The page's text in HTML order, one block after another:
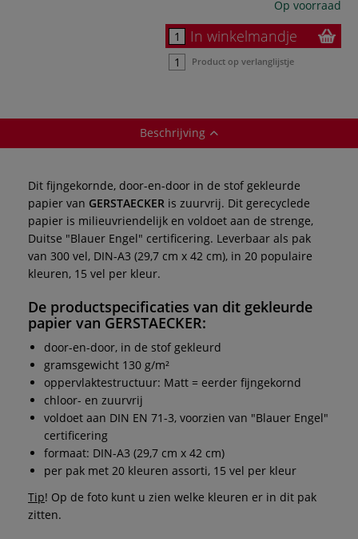
Op voorraad
In winkelmandje
Product op verlanglijstje
Beschrijving
Dit fijngekornde, door-en-door in de stof gekleurde
papier van GERSTAECKER is zuurvrij. Dit gerecyclede
papier is milieuvriendelijk en voldoet aan de strenge,
Duitse "Blauer Engel" certificering. Leverbaar als pak
van 300 vel, DIN-A3 (29,7 cm x 42 cm), in 20 populaire
kleuren, 15 vel per kleur.
De productspecificaties van dit gekleurde
papier van GERSTAECKER:
door-en-door, in de stof gekleurd
gramsgewicht 130 g/m²
oppervlaktestructuur: Matt = eerder fijngekornd
chloor- en zuurvrij
voldoet aan DIN EN 71-3, voorzien van "Blauer Engel"
certificering
formaat: DIN-A3 (29,7 cm x 42 cm)
per pak met 20 kleuren assorti, 15 vel per kleur
Tip! Op de foto kunt u zien welke kleuren er in dit pak
zitten.